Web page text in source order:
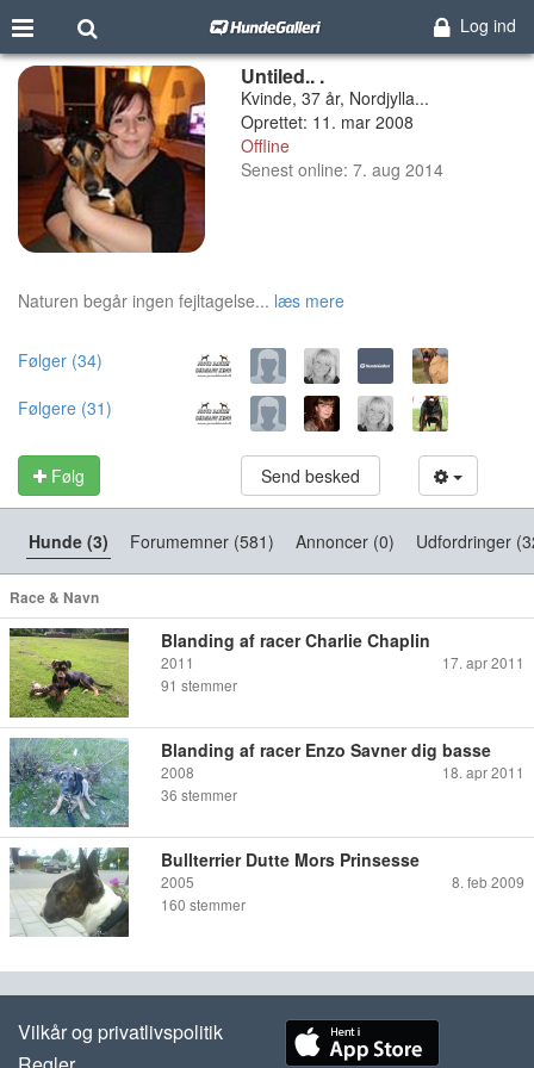
Log ind
Untiled.. .
Kvinde, 37 år, Nordjylla...
Oprettet: 11. mar 2008
Offline
Senest online: 7. aug 2014
Naturen begår ingen fejltagelse... læs mere
Følger (34)
Følgere (31)
Følg Send besked
Hunde (3) Forumemner (581) Annoncer (0) Udfordringer
Race & Navn
Blanding af racer Charlie Chaplin
2011
17. apr 2011
91 stemmer
Blanding af racer Enzo Savner dig basse
2008
18. apr 2011
36 stemmer
Bullterrier Dutte Mors Prinsesse
2005
8. feb 2009
160 stemmer
Vilkår og privatlivspolitik